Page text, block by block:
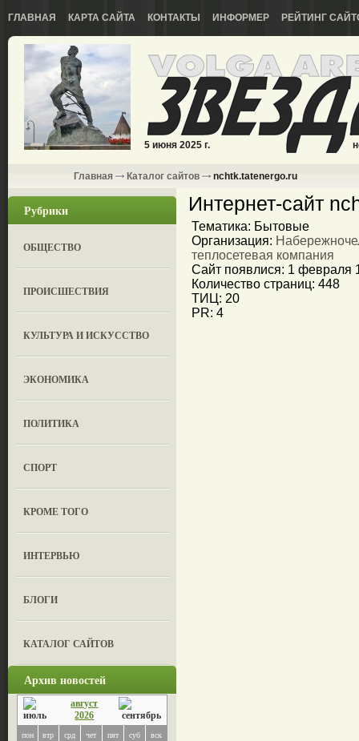
ГЛАВНАЯ КАРТА САЙТА КОНТАКТЫ ИНФОРМЕР РЕЙТИНГ
5 июня 2025 г.
Главная Каталог сайтов nchtk.tatenergo.ru
Рубрики
ОБЩЕСТВО
ПРОИСШЕСТВИЯ
КУЛЬТУРА И ИСКУССТВО
ЭКОНОМИКА
ПОЛИТИКА
СПОРТ
КРОМЕ ТОГО
ИНТЕРВЬЮ
БЛОГИ
КАТАЛОГ САЙТОВ
Архив новостей
август
2026
пон втр срд чет пят суб вск
Интернет-сайт
Тематика: Бытовые
Организация:
теплосетевая компания
Сайт появлися: 1 февраля
Количество страниц: 448
ТИЦ: 20
PR: 4